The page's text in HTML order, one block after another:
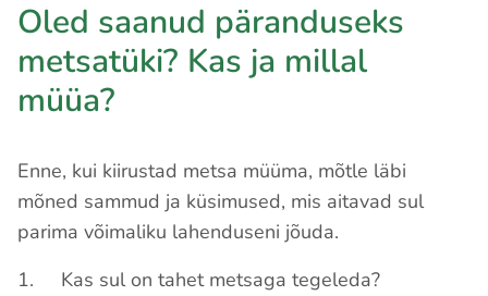
Oled saanud päranduseks
metsatüki? Kas ja millal
müüa?
Enne, kui kiirustad metsa müüma, mõtle läbi
mõned sammud ja küsimused, mis aitavad sul
parima võimaliku lahenduseni jõuda.
1. Kas sul on tahet metsaga tegeleda?